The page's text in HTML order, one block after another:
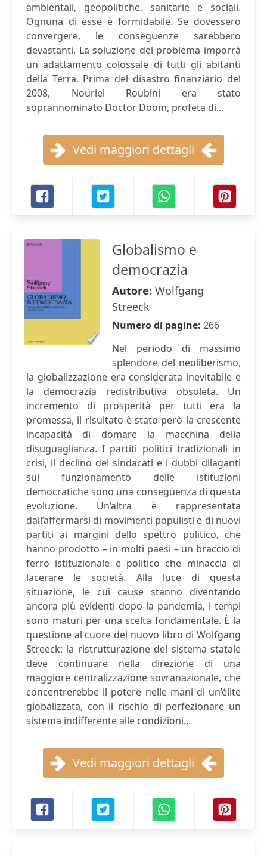
ambientali, geopolitiche, sanitarie e sociali.
Ognuna di esse è formidabile. Se dovessero
convergere, le conseguenze sarebbero
devastanti. La soluzione del problema imporrà
un adattamento colossale di tutti gli abitanti
della Terra. Prima del disastro finanziario del
2008, Nouriel Roubini era stato
soprannominato Doctor Doom, profeta di...
Vedi maggiori dettagli
Globalismo e
democrazia
Autore: Wolfgang
Streeck
Numero di pagine: 266
Nel periodo di massimo
splendore del neoliberismo,
la globalizzazione era considerata inevitabile e
la democrazia redistributiva obsoleta. Un
incremento di prosperità per tutti era la
promessa, il risultato è stato però la crescente
incapacità di domare la macchina della
disuguaglianza. I partiti politici tradizionali in
crisi, il declino dei sindacati e i dubbi dilaganti
sul funzionamento delle istituzioni
democratiche sono una conseguenza di questa
evoluzione. Un’altra è rappresentata
dall’affermarsi di movimenti populisti e di nuovi
partiti ai margini dello spettro politico, che
hanno prodotto – in molti paesi – un braccio di
ferro istituzionale e politico che minaccia di
lacerare le società. Alla luce di questa
situazione, le cui cause stanno diventando
ancora più evidenti dopo la pandemia, i tempi
sono maturi per una scelta fondamentale. È la
questione al cuore del nuovo libro di Wolfgang
Streeck: la ristrutturazione del sistema statale
deve continuare nella direzione di una
maggiore centralizzazione sovranazionale, che
concentrerebbe il potere nelle mani di un’élite
globalizzata, con il rischio di perfezionare un
sistema indifferente alle condizioni...
Vedi maggiori dettagli